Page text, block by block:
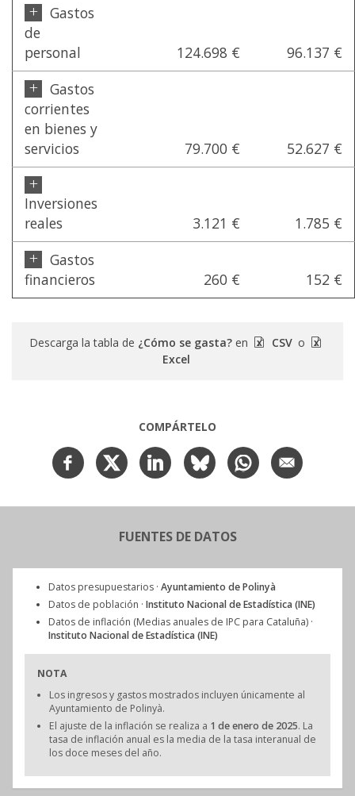
+
Gastos
de
personal
124.698 € 96.137 €
+
Gastos
corrientes
en bienes y
servicios
79.700 € 52.627 €
+
Inversiones
reales
3.121 € 1.785 €
+
Gastos
financieros
260 € 152 €
Descarga la tabla de ¿Cómo se gasta? en CSV o
Excel
COMPÁRTELO
FUENTES DE DATOS
Datos presupuestarios · Ayuntamiento de Polinyà
Datos de población · Instituto Nacional de Estadística (INE)
Datos de inflación (Medias anuales de IPC para Cataluña) ·
Instituto Nacional de Estadística (INE)
NOTA
Los ingresos y gastos mostrados incluyen únicamente al
Ayuntamiento de Polinyà.
El ajuste de la inflación se realiza a 1 de enero de 2025. La
tasa de inflación anual es la media de la tasa interanual de
los doce meses del año.